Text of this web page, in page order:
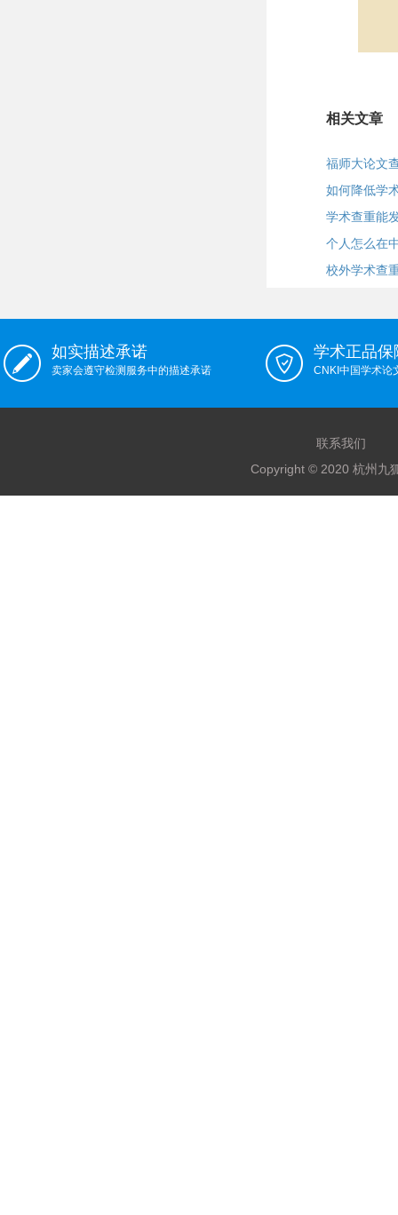
相关文章
福师大论文
如何降低学
学术查重能
个人怎么在
校外学术查
如实描述承诺
卖家会遵守检测服务中的描述承诺
学术正品保
CNKI中国学术论
联系我们
Copyright © 2020 杭州九